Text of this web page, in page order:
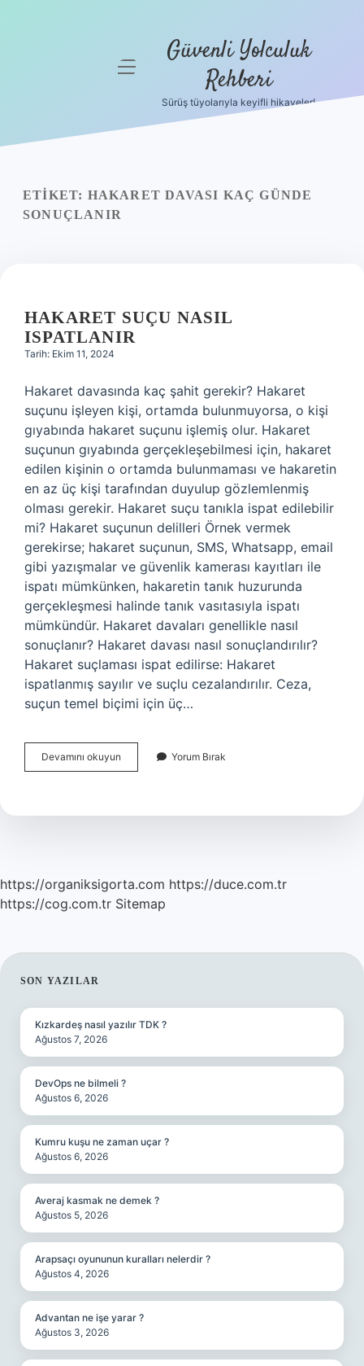
Yasal Uyarı
menüyü Güvenli Yolculuk
Rehberi
Sürüş tüyolarıyla keyifli hikayeler!
ETIKET: HAKARET DAVASI KAÇ GÜNDE
SONUÇLANIR
HAKARET SUÇU NASIL
ISPATLANIR
Tarih: Ekim 11, 2024
Hakaret davasında kaç şahit gerekir? Hakaret
suçunu işleyen kişi, ortamda bulunmuyorsa, o kişi
gıyabında hakaret suçunu işlemiş olur. Hakaret
suçunun gıyabında gerçekleşebilmesi için, hakaret
edilen kişinin o ortamda bulunmaması ve hakaretin
en az üç kişi tarafından duyulup gözlemlenmiş
olması gerekir. Hakaret suçu tanıkla ispat edilebilir
mi? Hakaret suçunun delilleri Örnek vermek
gerekirse; hakaret suçunun, SMS, Whatsapp, email
gibi yazışmalar ve güvenlik kamerası kayıtları ile
ispatı mümkünken, hakaretin tanık huzurunda
gerçekleşmesi halinde tanık vasıtasıyla ispatı
mümkündür. Hakaret davaları genellikle nasıl
sonuçlanır? Hakaret davası nasıl sonuçlandırılır?
Hakaret suçlaması ispat edilirse: Hakaret
ispatlanmış sayılır ve suçlu cezalandırılır. Ceza,
suçun temel biçimi için üç…
Devamını okuyun
Suçu
Yorum Bırak
https://organiksigorta.com https://duce.com.tr
https://cog.com.tr Sitemap
SIDEBAR
SON YAZILAR
Kızkardeş nasıl yazılır TDK ?
Ağustos 7, 2026
DevOps ne bilmeli ?
Ağustos 6, 2026
Kumru kuşu ne zaman uçar ?
Ağustos 6, 2026
Averaj kasmak ne demek ?
Ağustos 5, 2026
Arapsaçı oyununun kuralları nelerdir ?
Ağustos 4, 2026
Advantan ne işe yarar ?
Ağustos 3, 2026